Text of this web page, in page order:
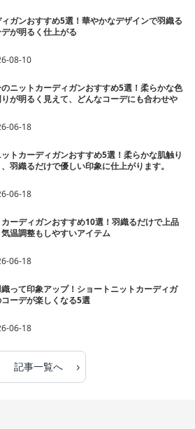
ガンおすすめ5選！華やかなデザインで羽織る
が明るく仕上がる
08-10
ニットカーディガンおすすめ5選！柔らかな色
が明るく見えて、どんなコーデにも合わせや
06-18
トカーディガンおすすめ5選！柔らかな肌触り
羽織るだけで優しい印象に仕上がります。
06-18
ーディガンおすすめ10選！羽織るだけで上品
温調整もしやすいアイテム
06-18
って印象アップ！ショートニットカーディガ
ーデが楽しくなる5選
06-18
記事一覧へ ›